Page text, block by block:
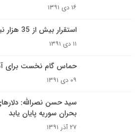
۱۶ دی ۱۳۹۱
استقرار بیش از 35 هزار نیروی نظامی در کربلا
۱۱ دی ۱۳۹۱
حماس گام نخست برای
۰۹ دی ۱۳۹۱
سید حسن نصرالله:
بحران سوریه پایان یابد
۲۷ آذر ۱۳۹۱